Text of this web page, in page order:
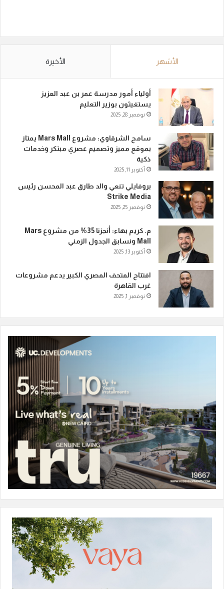
الأشهر الأخيرة
أولياء أمور مدرسة عمر بن عبد العزيز
يستغيثون بوزير التعليم
نوفمبر 28, 2025
سامح الشرقاوي: مشروع Mars Mall يمتاز
بموقع مميز وتصميم عصري مبتكر وخدمات
ذكية
أكتوبر 11, 2025
بروفايلي تنعي والد طارق عبد المحسن رئيس
Strike Media
نوفمبر 25, 2025
م. كريم بهاء: أنجزنا 35% من مشروع Mars
Mall ونسابق الجدول الزمني
أكتوبر 13, 2025
افتتاح المتحف المصري الكبير يدعم مشروعات
غرب القاهرة
نوفمبر 1, 2025